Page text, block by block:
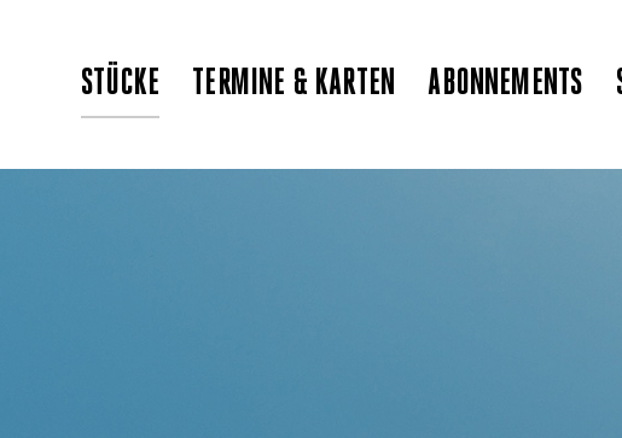
STÜCKE TERMINE & KARTEN ABONNEMENTS